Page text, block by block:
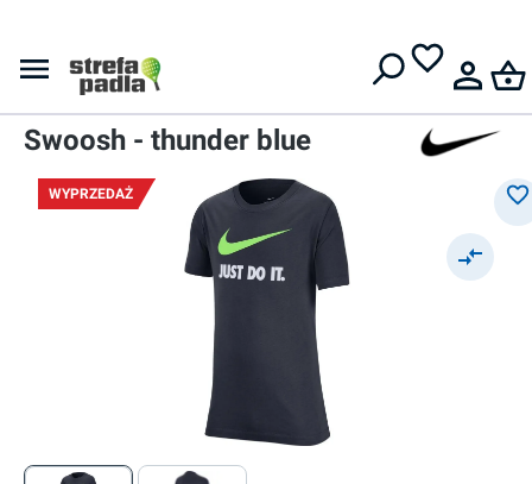
Koszulka chłopięca
Nike B NSW Tee Just Do It
Swoosh - thunder blue
WYPRZEDAŻ